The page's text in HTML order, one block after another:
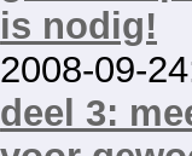
is nodig!
2008-09-
deel 3: